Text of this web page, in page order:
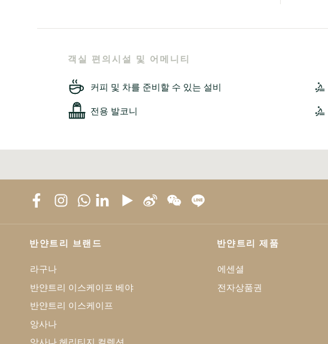
객실 편의시설 및 어메니티
커피 및 차를 준비할 수 있는 설비
전용 발코니
반얀트리 브랜드
라구나
반얀트리 이스케이프 베야
반얀트리 이스케이프
앙사나
앙사나 헤리티지 컬렉션
반얀트리 제품
에센셜
전자상품권